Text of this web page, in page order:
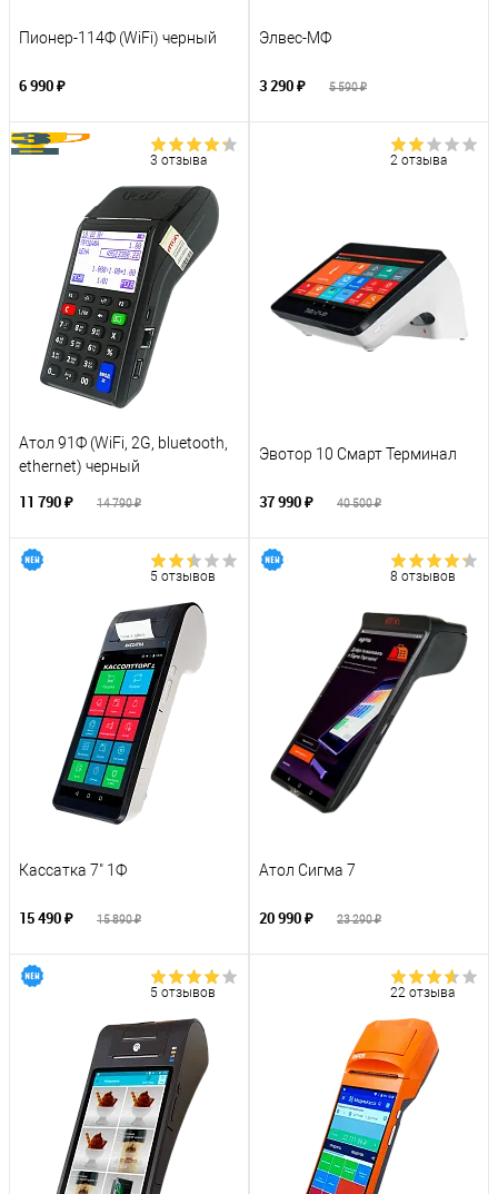
Пионер-114Ф (WiFi) черный
6 990 ₽
Элвес-МФ
3 290 ₽ 5 590 ₽
3 отзыва
Атол 91Ф (WiFi, 2G, bluetooth,
ethernet) черный
11 790 ₽ 14 790 ₽
2 отзыва
Эвотор 10 Смарт Терминал
37 990 ₽ 40 500 ₽
5 отзывов
Кассатка 7" 1Ф
15 490 ₽ 15 890 ₽
8 отзывов
Атол Сигма 7
20 990 ₽ 23 290 ₽
5 отзывов 22 отзыва